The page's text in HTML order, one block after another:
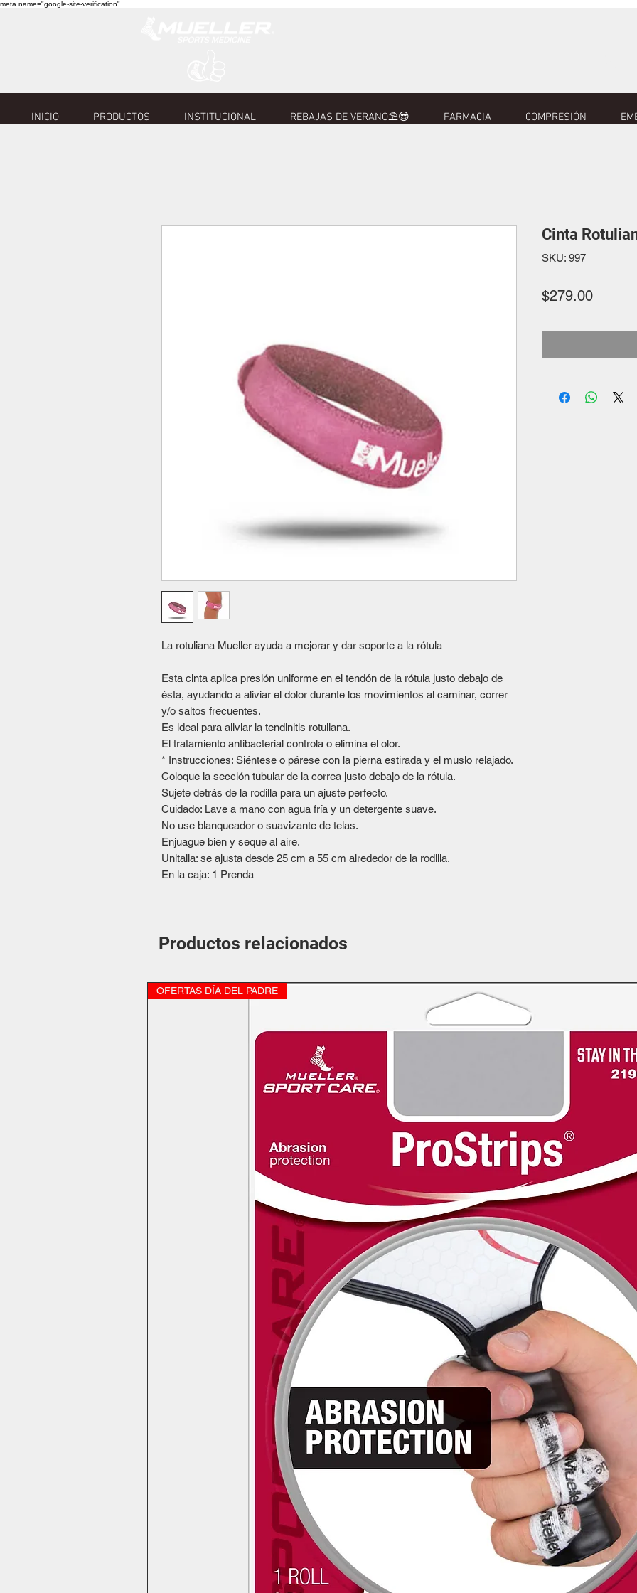
meta name="google-site-verification"
INICIO PRODUCTOS INSTITUCIONAL REBAJAS DE VERANO⛱️😎 FARMACIA COMPRESIÓN
La rotuliana Mueller ayuda a mejorar y dar soporte a la rótula
Esta cinta aplica presión uniforme en el tendón de la rótula justo debajo de
ésta, ayudando a aliviar el dolor durante los movimientos al caminar, correr
y/o saltos frecuentes.
Es ideal para aliviar la tendinitis rotuliana.
El tratamiento antibacterial controla o elimina el olor.
* Instrucciones: Siéntese o párese con la pierna estirada y el muslo relajado.
Coloque la sección tubular de la correa justo debajo de la rótula.
Sujete detrás de la rodilla para un ajuste perfecto.
Cuidado: Lave a mano con agua fría y un detergente suave.
No use blanqueador o suavizante de telas.
Enjuague bien y seque al aire.
Unitalla: se ajusta desde 25 cm a 55 cm alrededor de la rodilla.
En la caja: 1 Prenda
Cinta
SKU: 997
$279.00Precio
Productos relacionados
OFERTAS DÍA DEL PADRE